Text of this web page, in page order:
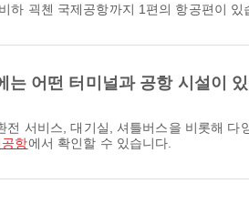
하 괵첸 국제공항까지 1편의 항공편이 있
는 어떤 터미널과 공항 시설이
항에서 확인할 수 있습니다.